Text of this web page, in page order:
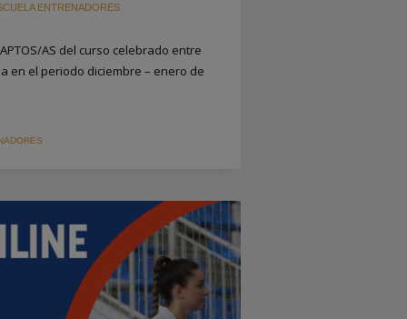
ENTRENADORES
AS del curso celebrado entre
en el periodo diciembre – enero de